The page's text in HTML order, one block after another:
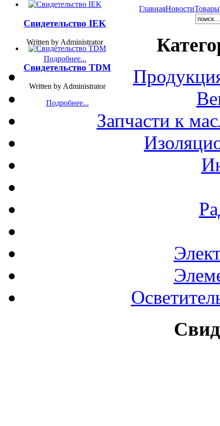
ГлавнаяНовостиТовары
Запчасти к
Свидетельство IEK
Written by Administrator
Подробнее...
Свидетельство TDM
Written by Administrator
Подробнее...